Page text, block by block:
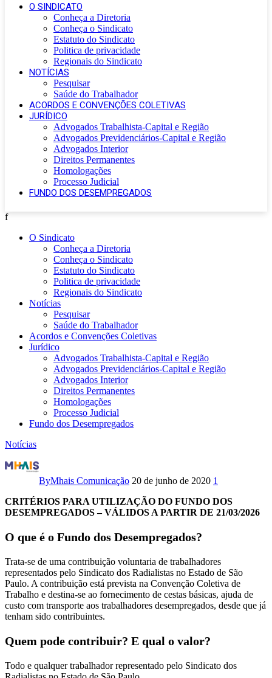
O SINDICATO
Conheça a Diretoria
Conheça o Sindicato
Estatuto do Sindicato
Politica de privacidade
Regionais do Sindicato
NOTÍCIAS
Pesquisar
Saúde do Trabalhador
ACORDOS E CONVENÇÕES COLETIVAS
JURÍDICO
Advogados Trabalhista-Capital e Região
Advogados Previdenciários-Capital e Região
Advogados Interior
Direitos Permanentes
Homologações
Processo Judicial
FUNDO DOS DESEMPREGADOS
f
O Sindicato
Conheça a Diretoria
Conheça o Sindicato
Estatuto do Sindicato
Politica de privacidade
Regionais do Sindicato
Notícias
Pesquisar
Saúde do Trabalhador
Acordos e Convenções Coletivas
Jurídico
Advogados Trabalhista-Capital e Região
Advogados Previdenciários-Capital e Região
Advogados Interior
Direitos Permanentes
Homologações
Processo Judicial
Fundo dos Desempregados
Notícias
FUNDO
DOS
DESEMPREGADOS
–
INFORMAÇÕES
E
CRITÉRIOS
PARA
UTILIZAÇÃO
ByMhais Comunicação 20 de junho de 2020 1
CRITÉRIOS PARA UTILIZAÇÃO DO FUNDO DOS
DESEMPREGADOS – VÁLIDOS A PARTIR DE 21/03/2026
O que é o Fundo dos Desempregados?
Trata-se de uma contribuição voluntaria de trabalhadores
representados pelo Sindicato dos Radialistas no Estado de São
Paulo. A contribuição está prevista na Convenção Coletiva de
Trabalho e destina-se ao fornecimento de cestas básicas, ajuda de
custo com transporte aos trabalhadores desempregados, desde que já
tenham sido contribuintes.
Quem pode contribuir? E qual o valor?
Todo e qualquer trabalhador representado pelo Sindicato dos